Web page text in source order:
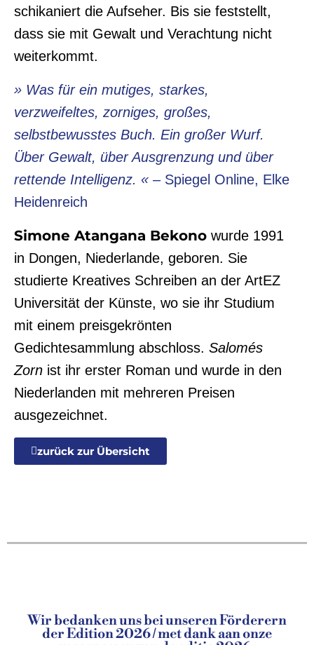
schikaniert die Aufseher. Bis sie feststellt,
dass sie mit Gewalt und Verachtung nicht
weiterkommt.
» Was für ein mutiges, starkes,
verzweifeltes, zorniges, großes,
selbstbewusstes Buch. Ein großer Wurf.
Über Gewalt, über Ausgrenzung und über
rettende Intelligenz. « – Spiegel Online, Elke
Heidenreich
Simone Atangana Bekono wurde 1991
in Dongen, Niederlande, geboren. Sie
studierte Kreatives Schreiben an der ArtEZ
Universität der Künste, wo sie ihr Studium
mit einem preisgekrönten
Gedichtesammlung abschloss. Salomés
Zorn ist ihr erster Roman und wurde in den
Niederlanden mit mehreren Preisen
ausgezeichnet.
zurück zur Übersicht
Wir bedanken uns bei unseren Förderern
der Edition 2026 / met dank aan onze